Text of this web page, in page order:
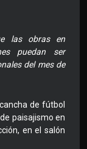
las obras en
puedan ser
del mes de
de fútbol
paisajismo en
en el salón